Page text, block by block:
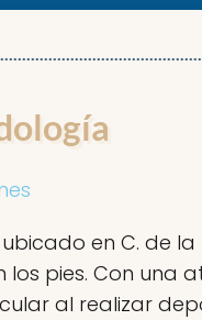
en C. de la
pies. Con una
al realizar